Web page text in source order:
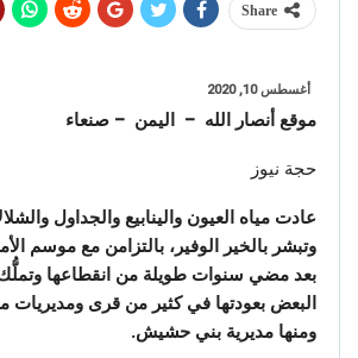
Share
أغسطس 10, 2020
موقع أنصار الله – اليمن – صنعاء
حجة نيوز
عادت مياه العيون والينابيع والجداول
وتبشر بالخير الوفير، بالتزامن مع موسم
بعد مضي سنوات طويلة من انقطاعها
البعض بعودتها في كثير من قرى ومديريات
ومنها مديرية بني حشيش.